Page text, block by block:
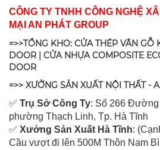
CÔNG TY TNHH CÔNG NGHỆ
MẠI AN PHÁT GROUP
=>>TỔNG KHO: CỬA THÉP VÂN
DOOR | CỬA NHỰA COMPOSITE
DOOR
=>> XƯỞNG SẢN XUẤT NỘI THẤT -
✅ Trụ Sở Công Ty: Số 266 Đường
phường Thạch Linh, Tp. Hà Tĩnh
✅ Xưởng Sản Xuất Hà Tĩnh:
Cầu vượt đi lên 500M Thôn Nam